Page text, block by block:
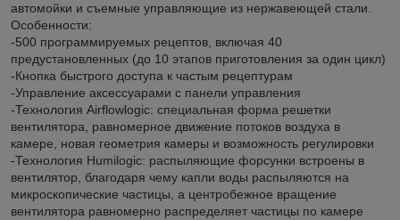
автомойки и съемные управляющие из нержавеющей стали.
Особенности:
-500 программируемых рецептов, включая 40
предустановленных (до 10 этапов приготовления за один цикл)
-Кнопка быстрого доступа к частым рецептурам
-Управление аксессуарами с панели управления
-Технология Airflowlogiс: специальная форма решетки
вентилятора, равномерное движение потоков воздуха в
камере, новая геометрия камеры и возможность регулировки
-Технология Humilogic: распыляющие форсунки встроены в
вентилятор, благодаря чему капли воды распыляются на
микроскопические частицы, а центробежное вращение
вентилятора равномерно распределяет частицы по камере